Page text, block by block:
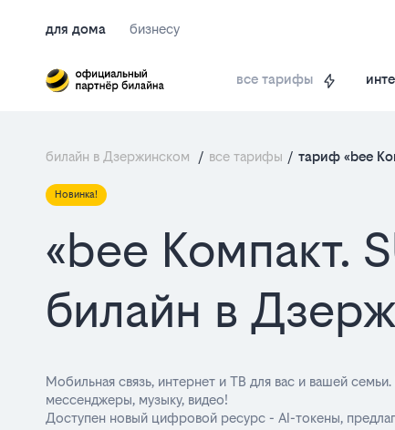
для дома бизнесу
все тарифы
билайн в Дзержинском / все тарифы / тариф «bee
Новинка!
«bee Компакт.
билайн в
Мобильная связь, интернет и ТВ для вас и вашей
мессенджеры, музыку, видео!
Доступен новый цифровой ресурс - AI-токены,